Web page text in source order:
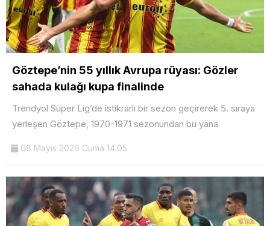
Göztepe’nin 55 yıllık Avrupa rüyası: Gözler
sahada kulağı kupa finalinde
Trendyol Süper Lig’de istikrarlı bir sezon geçirerek 5. sıraya
yerleşen Göztepe, 1970-1971 sezonundan bu yana
08 Mayıs 2026 Cuma 14:05